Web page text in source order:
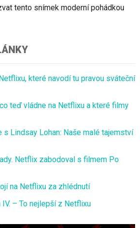
tento snímek moderní pohádkou
které navodí tu pravou sváteční
teď vládne na Netflixu a které filmy
s Lindsay Lohan: Naše malé tajemství
Netflix zabodoval s filmem Po
na Netflixu za zhlédnutí
– To nejlepší z Netflixu